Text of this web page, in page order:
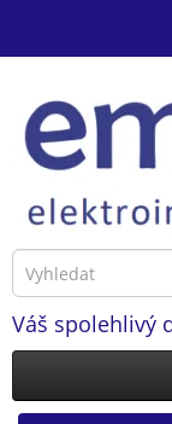
Váš spolehlivý